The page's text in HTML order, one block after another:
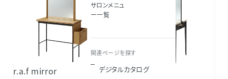
サロンメニュ
ー一覧
関連ページを探す
デジタルカタログ
r.a.f mirror THEIA Mirror